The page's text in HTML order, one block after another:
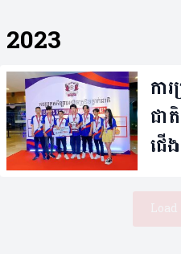
2023
កា
ជា
ជើ